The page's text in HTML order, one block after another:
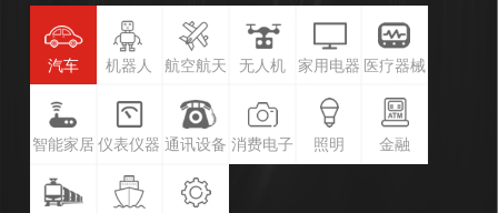
汽车 机器人 航空航天 无人机 家用电器 医疗器械
智能家居 仪表仪器 通讯设备 消费电子 照明 金融